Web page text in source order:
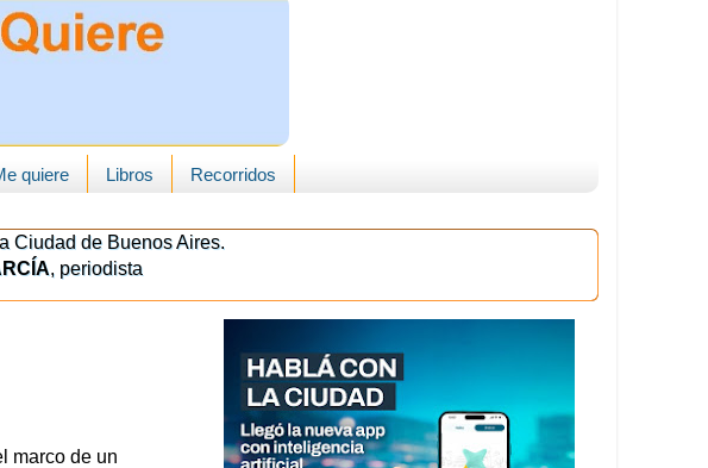
quiere Libros Recorridos
Ciudad de Buenos Aires.
, periodista
marco de un